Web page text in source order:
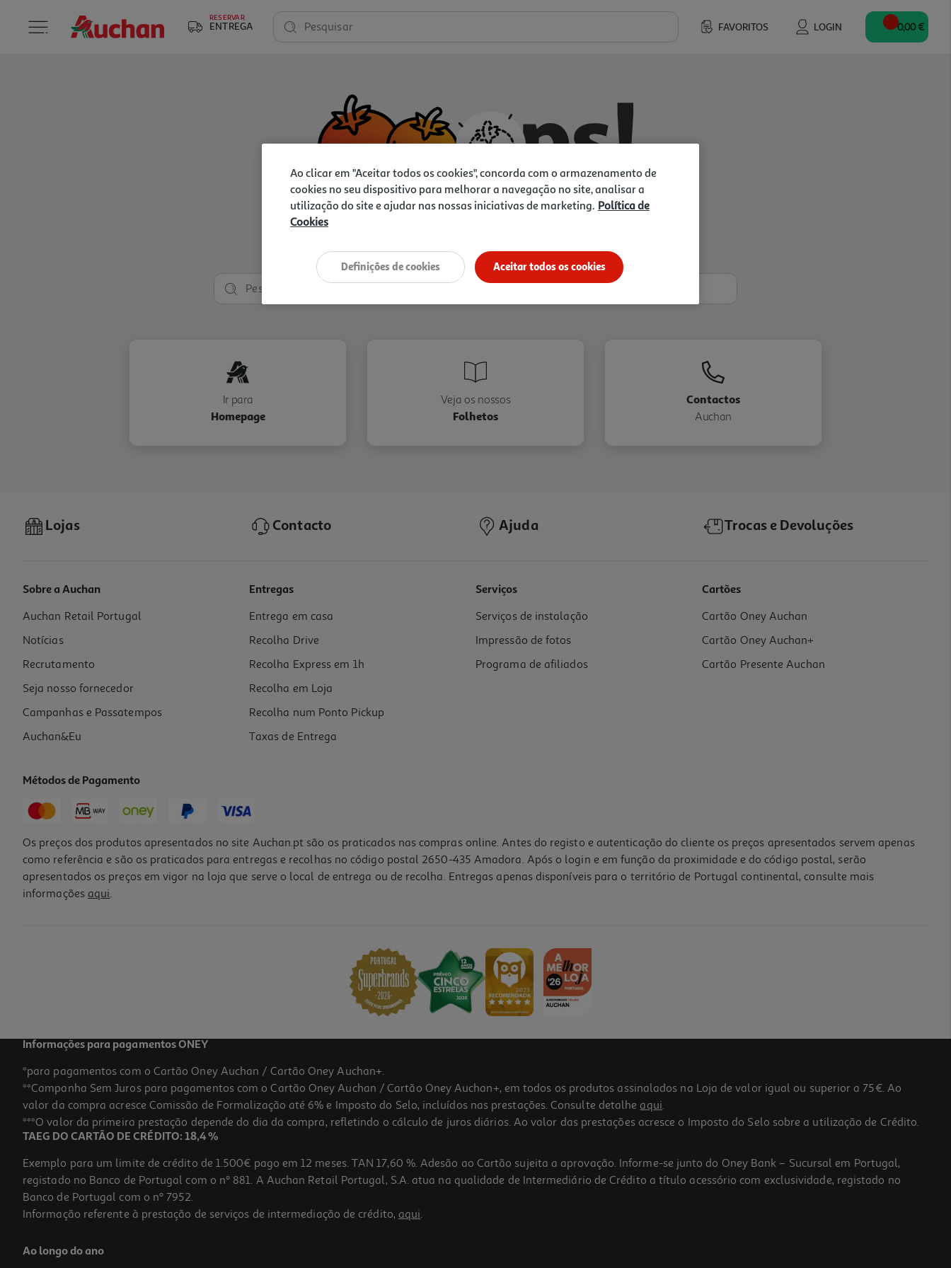
RESERVAR
ENTREGA FAVORITOS LOGIN
Pesquisar 0,00 €
Vamos tentar de novo?
Ir para
Homepage
Veja os nossos
Folhetos
Contactos
Auchan
Lojas Contacto Ajuda Trocas e Devoluções
Sobre a Auchan
Auchan Retail Portugal
Notícias
Recrutamento
Seja nosso fornecedor
Campanhas e Passatempos
Auchan&Eu
Entregas
Entrega em casa
Recolha Drive
Recolha Express em 1h
Recolha em Loja
Recolha num Ponto Pickup
Taxas de Entrega
Serviços
Serviços de instalação
Impressão de fotos
Programa de afiliados
Cartões
Cartão Oney Auchan
Cartão Oney Auchan+
Cartão Presente Auchan
Métodos de Pagamento
Os preços dos produtos apresentados no site Auchan.pt são os praticados nas compras online. Antes do registo e autenticação do cliente os preços apresentados servem apenas
como referência e são os praticados para entregas e recolhas no código postal 2650-435 Amadora. Após o login e em função da proximidade e do código postal, serão
apresentados os preços em vigor na loja que serve o local de entrega ou de recolha. Entregas apenas disponíveis para o território de Portugal continental, consulte mais
informações aqui.
Informações para pagamentos ONEY
*para pagamentos com o Cartão Oney Auchan / Cartão Oney Auchan+.
**Campanha Sem Juros para pagamentos com o Cartão Oney Auchan / Cartão Oney Auchan+, em todos os produtos assinalados na Loja de valor igual ou superior a 75€. Ao
valor da compra acresce Comissão de Formalização até 6% e Imposto do Selo, incluídos nas prestações. Consulte detalhe aqui.
***O valor da primeira prestação depende do dia da compra, refletindo o cálculo de juros diários. Ao valor das prestações acresce o Imposto do Selo sobre a utilização de Crédito.
TAEG DO CARTÃO DE CRÉDITO: 18,4 %
Exemplo para um limite de crédito de 1.500€ pago em 12 meses. TAN 17,60 %. Adesão ao Cartão sujeita a aprovação. Informe-se junto do Oney Bank – Sucursal em Portugal,
registado no Banco de Portugal com o nº 881. A Auchan Retail Portugal, S.A. atua na qualidade de Intermediário de Crédito a título acessório com exclusividade, registado no
Banco de Portugal com o nº 7952.
Informação referente à prestação de serviços de intermediação de crédito, aqui.
Ao longo do ano
Ao clicar em "Aceitar todos os cookies", concorda com o armazenamento de
cookies no seu dispositivo para melhorar a navegação no site, analisar a
utilização do site e ajudar nas nossas iniciativas de marketing. Política de
Cookies
Aceitar todos os cookies
Definições de cookies